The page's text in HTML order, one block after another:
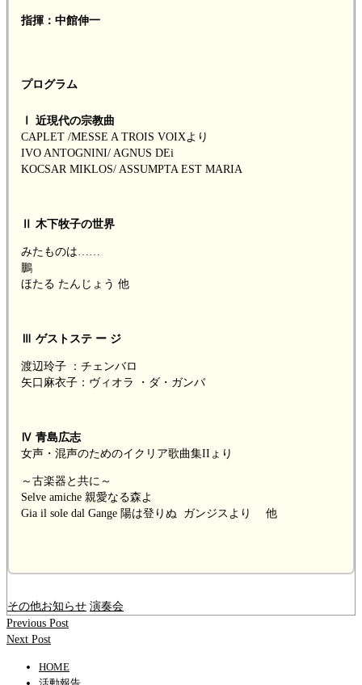
指揮：中館伸一
プログラム
Ⅰ 近現代の宗教曲
CAPLET /MESSE A TROIS VOIXより
IVO ANTOGNINI/ AGNUS DEi
KOCSAR MIKLOS/ ASSUMPTA EST MARIA
Ⅱ 木下牧子の世界
みたものは……
鵬
ほたる たんじょう 他
Ⅲ ゲストステ ー ジ
渡辺玲子 ：チェンバロ
矢口麻衣子：ヴィオラ ・ダ・ガンバ
Ⅳ 青島広志
女声・混声のためのイクリア歌曲集IIょり
～古楽器と共に～
Selve amiche 親愛なる森よ
Gia il sole dal Gange 陽は登りぬ ガンジスより 他
その他お知らせ 演奏会
Previous Post
Next Post
HOME